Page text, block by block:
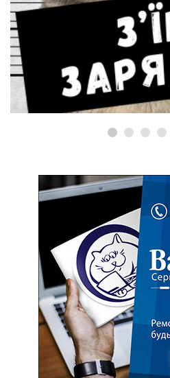
СЕРВІСНИЙ ЦЕНТР APPLE
Відновлення даних з
диску, флешки, SD